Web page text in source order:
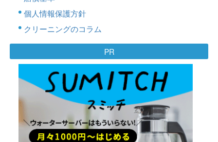
個人情報保護方針
クリーニングのコラム
PR